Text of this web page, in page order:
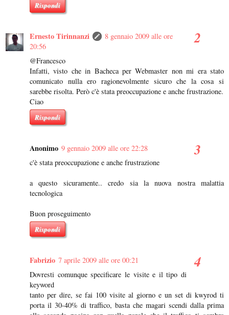
Rispondi
Ernesto Tirinnanzi
8 gennaio 2009 alle ore
20:56
@Francesco
Infatti, visto che in Bacheca per Webmaster non mi era stato
comunicato nulla ero ragionevolmente sicuro che la cosa si
sarebbe risolta. Però c'è stata preoccupazione e anche frustrazione.
Ciao
Rispondi
Anonimo 9 gennaio 2009 alle ore 22:28
c'è stata preoccupazione e anche frustrazione
a questo sicuramente.. credo sia la nuova nostra malattia
tecnologica
Buon proseguimento
Rispondi
Fabrizio 7 aprile 2009 alle ore 00:21
Dovresti comunque specificare le visite e il tipo di
keyword
tanto per dire, se fai 100 visite al giorno e un set di kwyrod ti
porta il 30-40% di traffico, basta che magari scendi dalla prima